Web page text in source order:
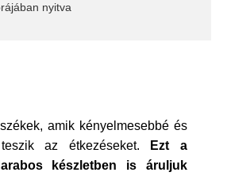
nyitva
amik kényelmesebbé és
teszik az étkezéseket.
Ezt a
készletben is áruljuk